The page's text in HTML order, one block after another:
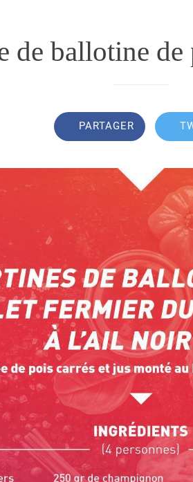
de ballotine
PARTAGER